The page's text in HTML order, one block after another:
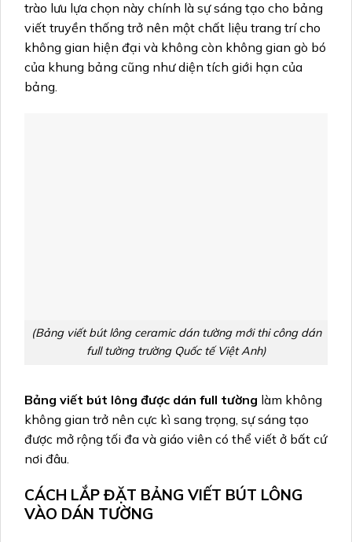
trào lưu lựa chọn này chính là sự sáng tạo cho bảng
viết truyền thống trở nên một chất liệu trang trí cho
không gian hiện đại và không còn không gian gò bó
của khung bảng cũng như diện tích giới hạn của
bảng.
(Bảng viết bút lông ceramic dán tường mới thi công dán
full tường trường Quốc tế Việt Anh)
Bảng viết bút lông được dán full tường làm không
không gian trở nên cực kì sang trọng, sự sáng tạo
được mở rộng tối đa và giáo viên có thể viết ở bất cứ
nơi đâu.
CÁCH LẮP ĐẶT BẢNG VIẾT BÚT LÔNG
VÀO DÁN TƯỜNG